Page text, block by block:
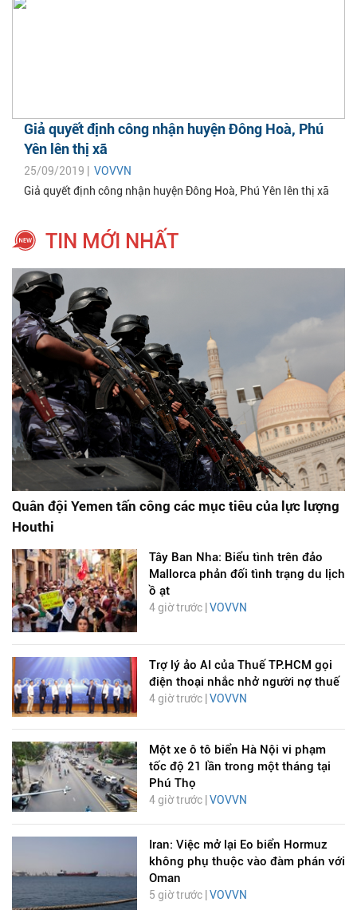
Giả quyết định công nhận huyện Đông Hoà, Phú
Yên lên thị xã
25/09/2019 | VOVVN
Giả quyết định công nhận huyện Đông Hoà, Phú Yên lên thị xã
TIN MỚI NHẤT
Quân đội Yemen tấn công các mục tiêu của lực lượng
Houthi
Tây Ban Nha: Biểu tình trên đảo
Mallorca phản đối tình trạng du lịch
ồ ạt
4 giờ trước | VOVVN
Trợ lý ảo AI của Thuế TP.HCM gọi
điện thoại nhắc nhở người nợ thuế
4 giờ trước | VOVVN
Một xe ô tô biển Hà Nội vi phạm
tốc độ 21 lần trong một tháng tại
Phú Thọ
4 giờ trước | VOVVN
Iran: Việc mở lại Eo biển Hormuz
không phụ thuộc vào đàm phán với
Oman
5 giờ trước | VOVVN